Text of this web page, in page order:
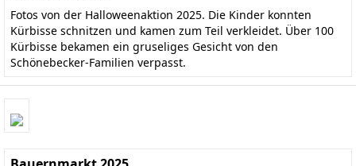
Fotos von der Halloweenaktion 2025. Die Kinder konnten
Kürbisse schnitzen und kamen zum Teil verkleidet. Über 100
Kürbisse bekamen ein gruseliges Gesicht von den
Schönebecker-Familien verpasst.